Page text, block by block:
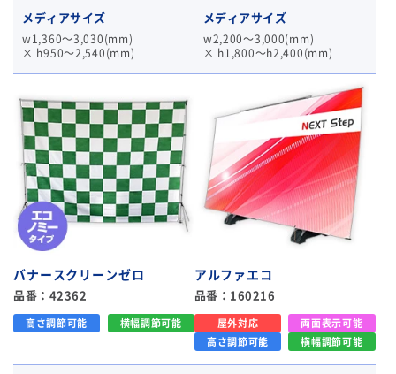
メディアサイズ
w1,360～3,030(mm)
× h950～2,540(mm)
メディアサイズ
w2,200～3,000(mm)
× h1,800～h2,400(mm)
バナースクリーンゼロ
品番：42362
高さ調節可能 横幅調節可能
アルファエコ
品番：160216
屋外対応
両面表示可能
高さ調節可能
横幅調節可能